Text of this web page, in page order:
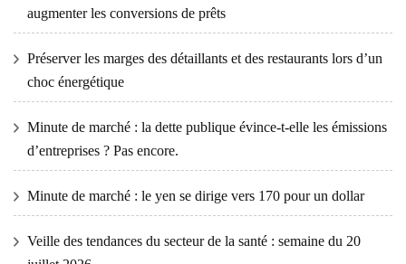
augmenter les conversions de prêts
Préserver les marges des détaillants et des restaurants lors d’un
choc énergétique
Minute de marché : la dette publique évince-t-elle les émissions
d’entreprises ? Pas encore.
Minute de marché : le yen se dirige vers 170 pour un dollar
Veille des tendances du secteur de la santé : semaine du 20